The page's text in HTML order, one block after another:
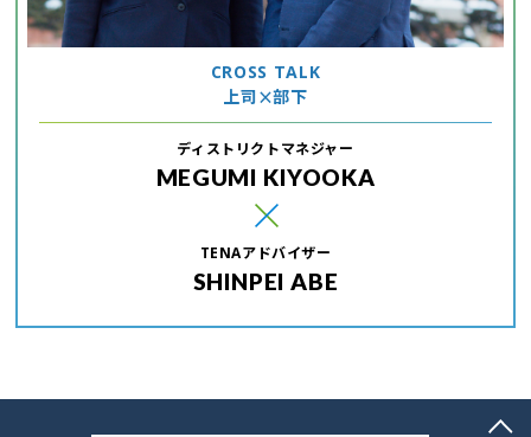
CROSS TALK
上司×部下
ディストリクトマネジャー
MEGUMI KIYOOKA
TENAアドバイザー
SHINPEI ABE